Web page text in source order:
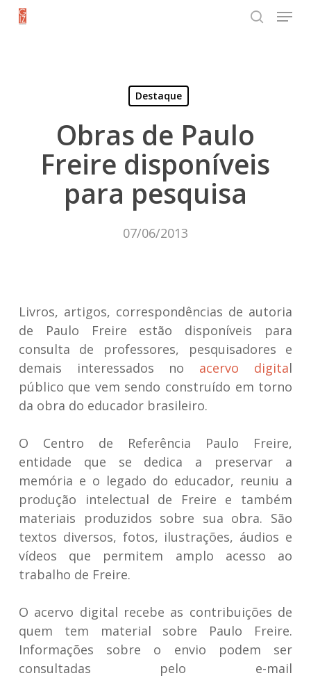
Skip
Menu
Destaque
Obras de Paulo
Freire disponíveis
para pesquisa
07/06/2013
Livros, artigos, correspondências de autoria
de Paulo Freire estão disponíveis para
consulta de professores, pesquisadores e
demais interessados no acervo digital
público que vem sendo construído em torno
da obra do educador brasileiro.
O Centro de Referência Paulo Freire,
entidade que se dedica a preservar a
memória e o legado do educador, reuniu a
produção intelectual de Freire e também
materiais produzidos sobre sua obra. São
textos diversos, fotos, ilustrações, áudios e
vídeos que permitem amplo acesso ao
trabalho de Freire.
O acervo digital recebe as contribuições de
quem tem material sobre Paulo Freire.
Informações sobre o envio podem ser
consultadas pelo e-mail